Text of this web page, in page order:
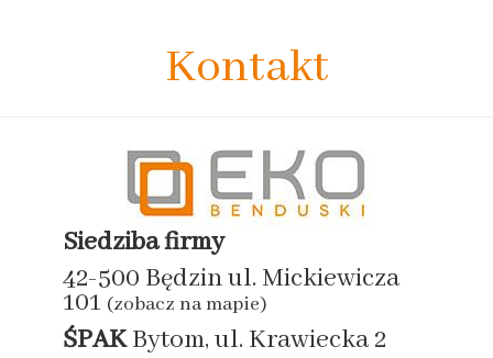
Kontakt
Siedziba firmy
42-500 Będzin ul. Mickiewicza
101 (zobacz na mapie)
ŚPAKBytom, ul. Krawiecka 2